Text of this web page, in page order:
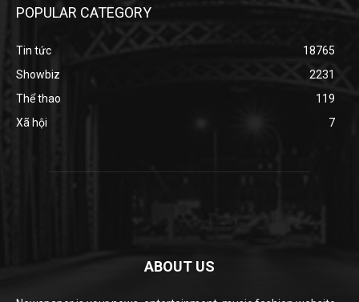
POPULAR CATEGORY
Tin tức
18765
Showbiz
2231
Thể thao
119
Xã hội
7
ABOUT US